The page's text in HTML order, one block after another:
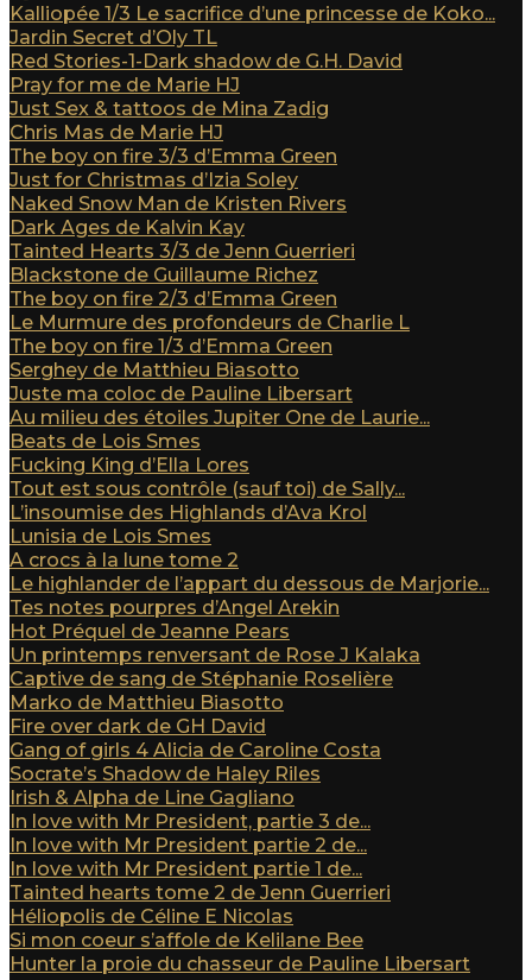
Kalliopée 1/3 Le sacrifice d’une princesse de Koko...
Jardin Secret d’Oly TL
Red Stories-1-Dark shadow de G.H. David
Pray for me de Marie HJ
Just Sex & tattoos de Mina Zadig
Chris Mas de Marie HJ
The boy on fire 3/3 d’Emma Green
Just for Christmas d’Izia Soley
Naked Snow Man de Kristen Rivers
Dark Ages de Kalvin Kay
Tainted Hearts 3/3 de Jenn Guerrieri
Blackstone de Guillaume Richez
The boy on fire 2/3 d’Emma Green
Le Murmure des profondeurs de Charlie L
The boy on fire 1/3 d’Emma Green
Serghey de Matthieu Biasotto
Juste ma coloc de Pauline Libersart
Au milieu des étoiles Jupiter One de Laurie...
Beats de Lois Smes
Fucking King d’Ella Lores
Tout est sous contrôle (sauf toi) de Sally...
L’insoumise des Highlands d’Ava Krol
Lunisia de Lois Smes
A crocs à la lune tome 2
Le highlander de l’appart du dessous de Marjorie...
Tes notes pourpres d’Angel Arekin
Hot Préquel de Jeanne Pears
Un printemps renversant de Rose J Kalaka
Captive de sang de Stéphanie Roselière
Marko de Matthieu Biasotto
Fire over dark de GH David
Gang of girls 4 Alicia de Caroline Costa
Socrate’s Shadow de Haley Riles
Irish & Alpha de Line Gagliano
In love with Mr President, partie 3 de...
In love with Mr President partie 2 de...
In love with Mr President partie 1 de...
Tainted hearts tome 2 de Jenn Guerrieri
Héliopolis de Céline E Nicolas
Si mon coeur s’affole de Kelilane Bee
Hunter la proie du chasseur de Pauline Libersart